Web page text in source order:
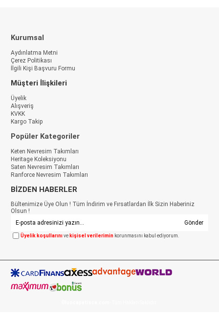
Kurumsal
Aydınlatma Metni
Çerez Politikası
İlgili Kişi Başvuru Formu
Müşteri İlişkileri
Üyelik
Alışveriş
KVKK
Kargo Takip
Popüler Kategoriler
Keten Nevresim Takımları
Heritage Koleksiyonu
Saten Nevresim Takımları
Ranforce Nevresim Takımları
BİZDEN HABERLER
Bültenimize Üye Olun ! Tüm İndirim ve Fırsatlardan İlk Sizin Haberiniz
Olsun !
Gönder
Üyelik koşullarınıve kişisel verilerimin korunmasını kabul ediyorum.